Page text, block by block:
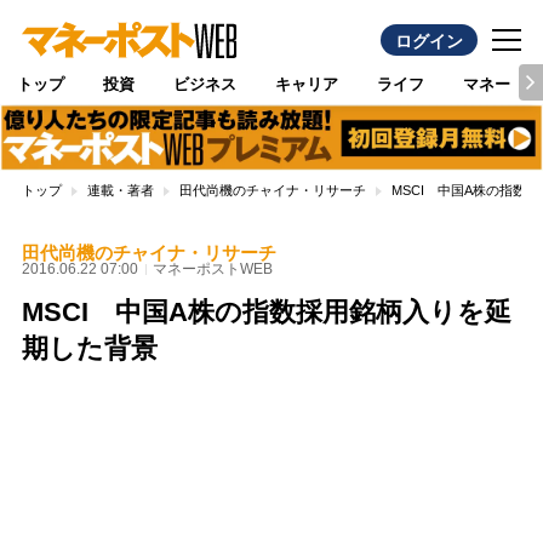
ログイン
トップ 投資 ビジネス キャリア ライフ マネー
トップ 連載・著者 田代尚機のチャイナ・リサーチ MSCI 中国A株の指数採
田代尚機のチャイナ・リサーチ
2016.06.22 07:00 マネーポストWEB
MSCI 中国A株の指数採用銘柄入りを延
期した背景